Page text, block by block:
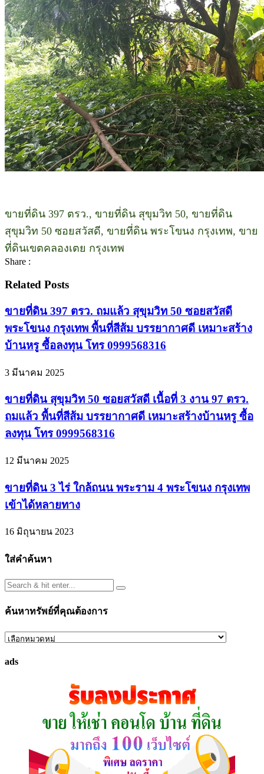
ขายที่ดิน 397 ตรว., ขายที่ดิน สุขุมวิท 50, ขายที่ดิน
สุขุมวิท 50 ซอยสวัสดี, ขายที่ดิน พระโขนง กรุงเทพ, ขาย
ที่ดินเขตคลองเตย กรุงเทพ
Share :
Related Posts
ขายที่ดิน 397 ตรว. ถมแล้ว สุขุมวิท 50 ซอยสวัสดี
พระโขนง กรุงเทพ พื้นที่สีส้ม บรรยากาศดี เหมาะสร้าง
บ้านหรู ซื้อลงทุน โทร 0999568316
3 มีนาคม 2025
ขายที่ดิน สุขุมวิท 50 ซอยสวัสดี เนื้อที่ 3 งาน 97 ตรว.
ถมแล้ว พื้นที่สีส้ม บรรยากาศดี เหมาะสร้างบ้านหรู ซื้อ
ลงทุน โทร 0999568316
12 มีนาคม 2025
ขายที่ดิน 3 ไร่ ใกล้ถนน พระราม 4 พระโขนง กรุงเทพ
เข้าได้หลายทาง
16 มิถุนายน 2023
ใส่คำค้นหา
ค้นหาทรัพย์ที่คุณต้องการ
ค้นหา
ที่
ads